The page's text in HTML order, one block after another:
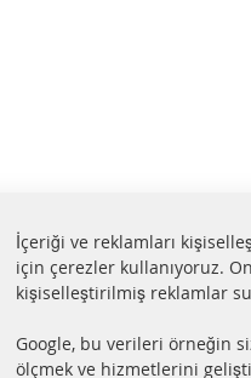
24 saat içerisinde
Ürünler stokta
İçeriği ve reklamları
için çerezler kullanıyoruz.
kişiselleştirilmiş reklamlar
Google, bu verileri örneğin
ölçmek ve hizmetlerini